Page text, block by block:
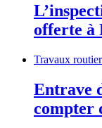
offerte à
Travaux
Entrave
compter